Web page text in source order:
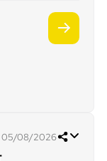
05/08/2026